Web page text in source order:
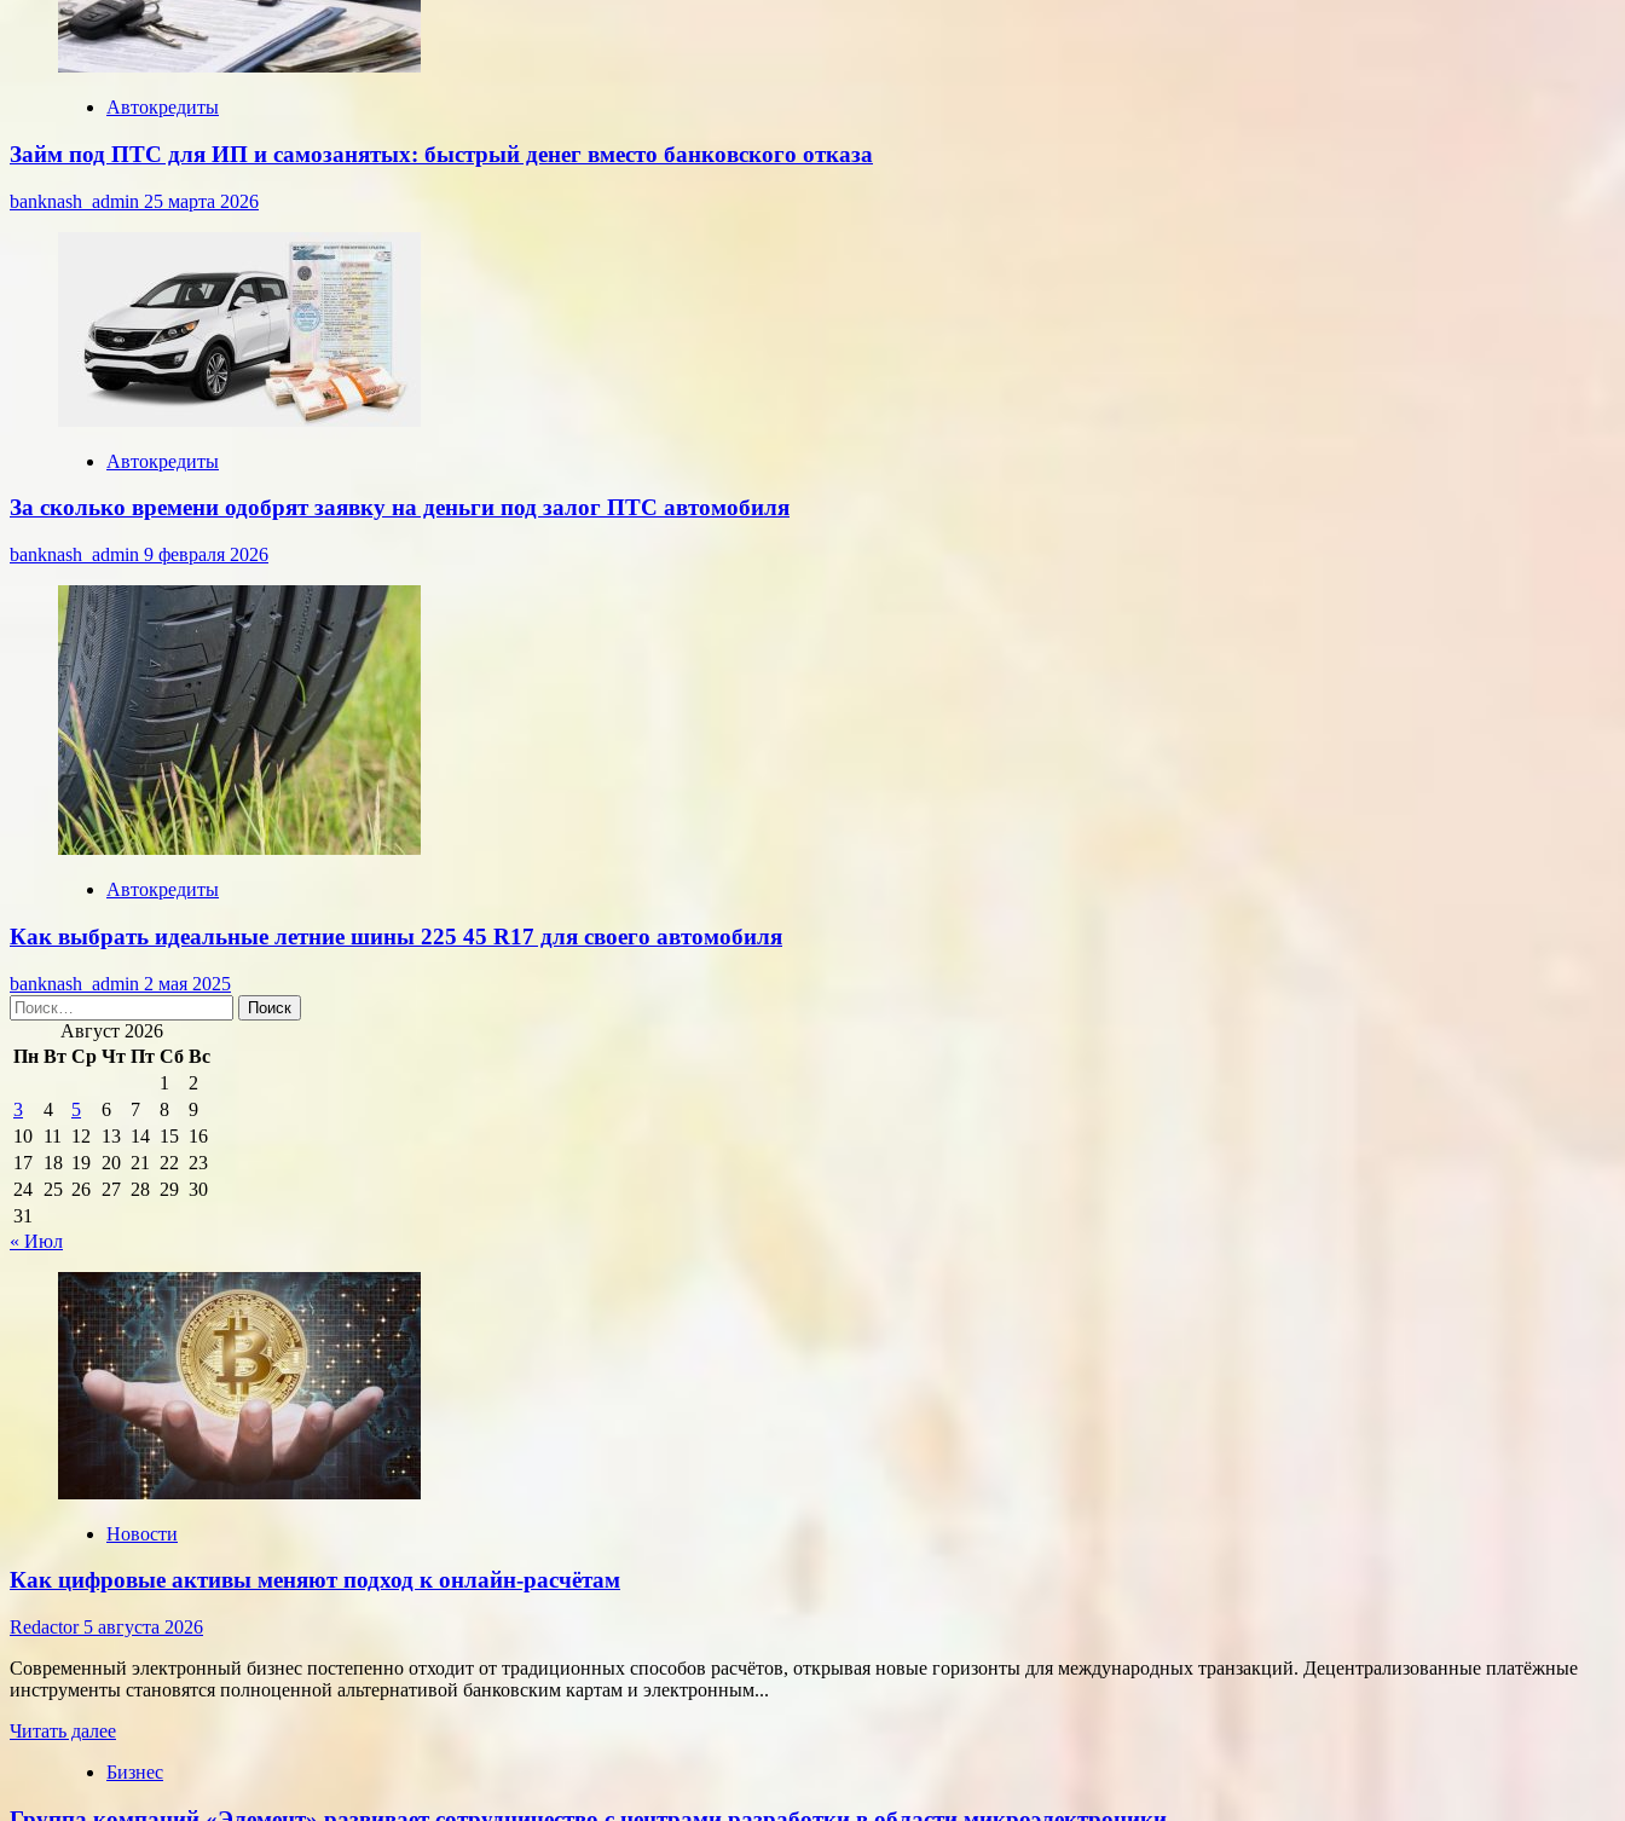
Автокредиты
Займ под ПТС для ИП и самозанятых: быстрый денег вместо банковского отказа
banknash_admin 25 марта 2026
Автокредиты
За сколько времени одобрят заявку на деньги под залог ПТС автомобиля
banknash_admin 9 февраля 2026
Автокредиты
Как выбрать идеальные летние шины 225 45 R17 для своего автомобиля
banknash_admin 2 мая 2025
Найти:
Август 2026
Пн Вт Ср Чт Пт Сб Вс
1
2
3
4 5 6 7 8
9
10 11 12 13 14 15 16
17 18 19 20 21 22 23
24 25 26 27 28 29 30
31
« Июл
Новости
Как цифровые активы меняют подход к онлайн-расчётам
Redactor 5 августа 2026
Современный электронный бизнес постепенно отходит от традиционных способов расчётов, открывая новые горизонты для международных транзакций. Децентрализованные платёжные
инструменты становятся полноценной альтернативой банковским картам и электронным...
Читать далееПрочитать
о
цифровые
Бизнес